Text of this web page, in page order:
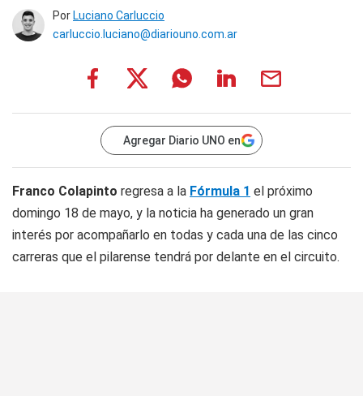
Por Luciano Carluccio
carluccio.luciano@diariouno.com.ar
Agregar Diario UNO en
Franco Colapinto regresa a la Fórmula 1 el próximo
domingo 18 de mayo, y la noticia ha generado un gran
interés por acompañarlo en todas y cada una de las cinco
carreras que el pilarense tendrá por delante en el circuito.